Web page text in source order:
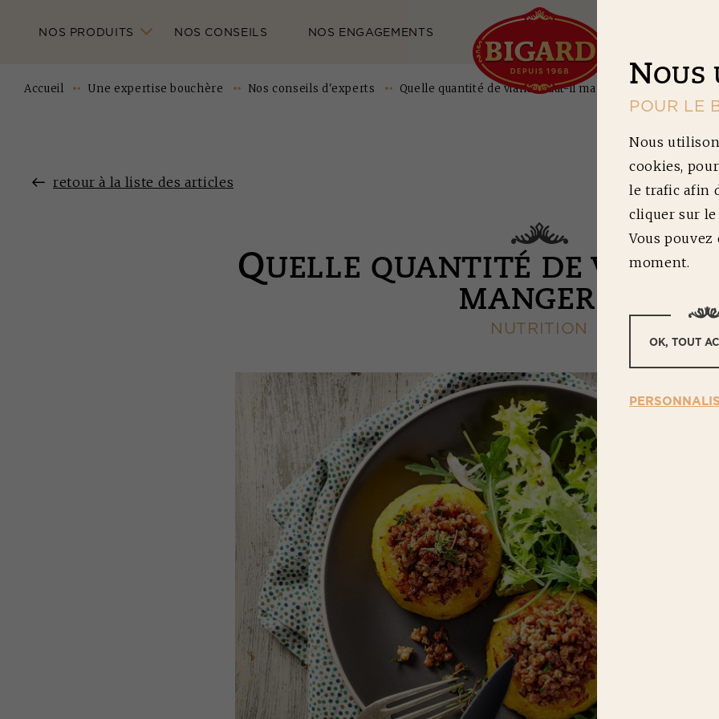
NOS PRODUITS NOS CONSEILS NOS ENGAGEMENTS
Accueil Une expertise bouchère Nos conseils d'experts Quelle quantité de viande faut-il manger ?
retour à la liste des articles
QUELLE QUANTITÉ DE
MANGER ?
NUTRITION
NOUS
POUR LE
Nous
cookies,
le trafic afin
cliquer sur
Vous
moment.
OK, TOUT